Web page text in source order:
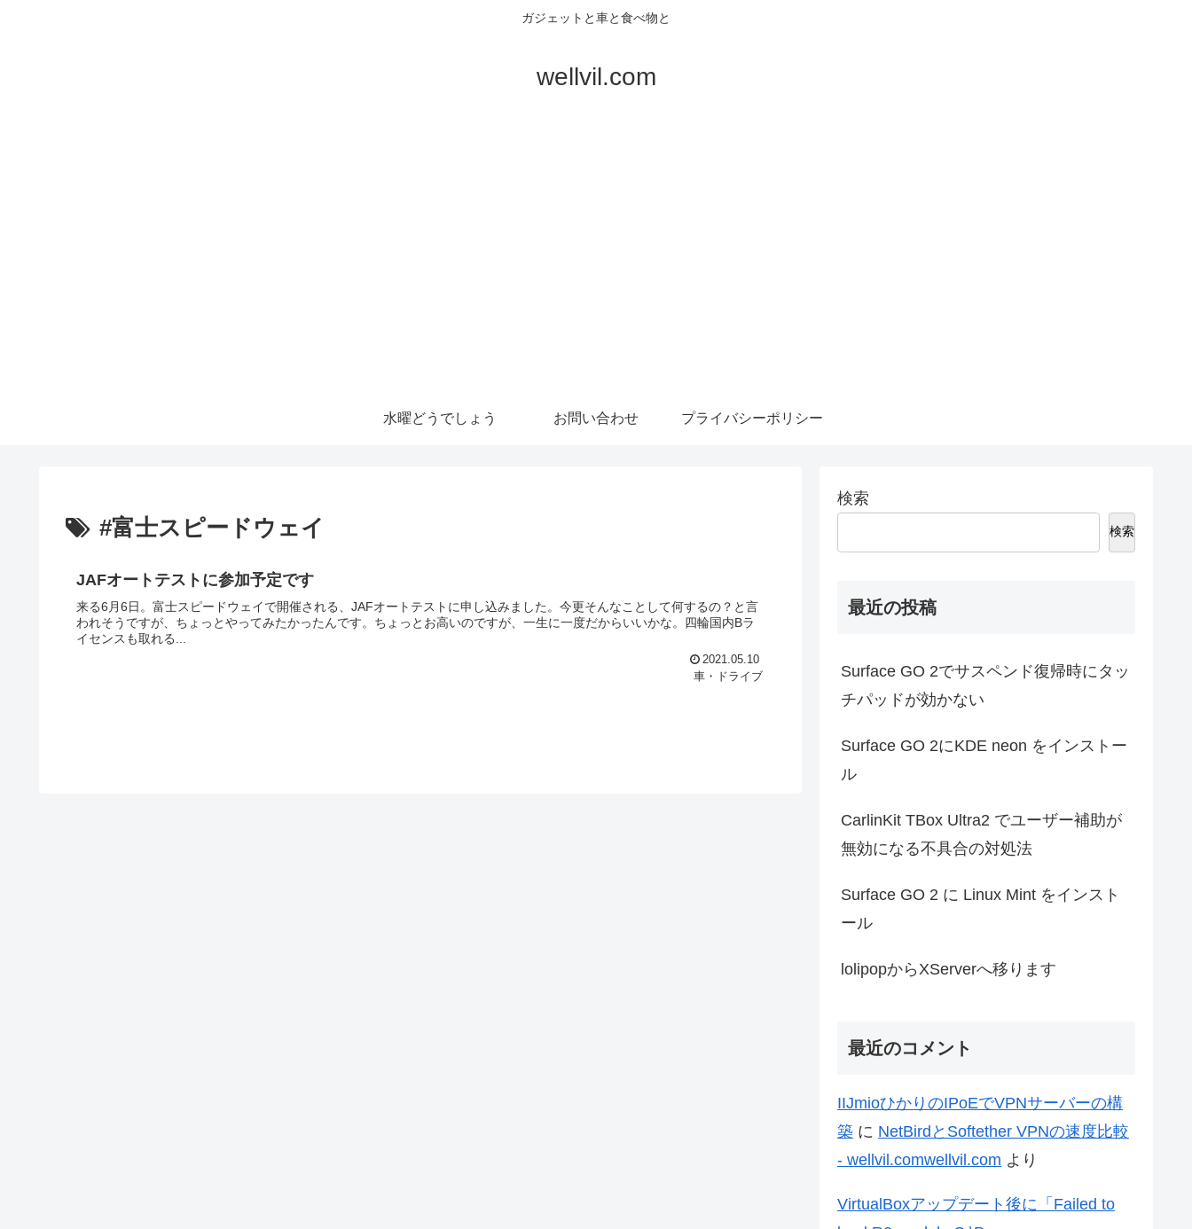
ガジェットと車と食べ物と
wellvil.com
水曜どうでしょう お問い合わせ プライバシーポリシー
#富士スピードウェイ
JAFオートテストに参加予定です
来る6月6日。富士スピードウェイで開催される、JAFオートテストに申し込みました。今更そんなことして何するの？と言
われそうですが、ちょっとやってみたかったんです。ちょっとお高いのですが、一生に一度だからいいかな。四輪国内Bラ
イセンスも取れる...
2021.05.10
車・ドライブ
検索
検索
最近の投稿
Surface GO 2でサスペンド復帰時にタッ
チパッドが効かない
Surface GO 2にKDE neon をインストー
ル
CarlinKit TBox Ultra2 でユーザー補助が
無効になる不具合の対処法
Surface GO 2 に Linux Mint をインスト
ール
lolipopからXServerへ移ります
最近のコメント
IIJmioひかりのIPoEでVPNサーバーの構
築 に NetBirdとSoftether VPNの速度比較
- wellvil.comwellvil.com より
VirtualBoxアップデート後に「Failed to